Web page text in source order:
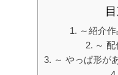
～紹介
～
～ やっぱ形が